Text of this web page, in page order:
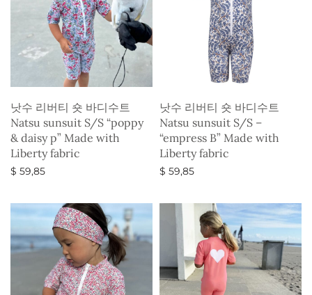
낫수 리버티 숏 바디수트
Natsu sunsuit S/S “poppy
& daisy p” Made with
Liberty fabric
$ 59,85
낫수 리버티 숏 바디수트
Natsu sunsuit S/S –
“empress B” Made with
Liberty fabric
$ 59,85